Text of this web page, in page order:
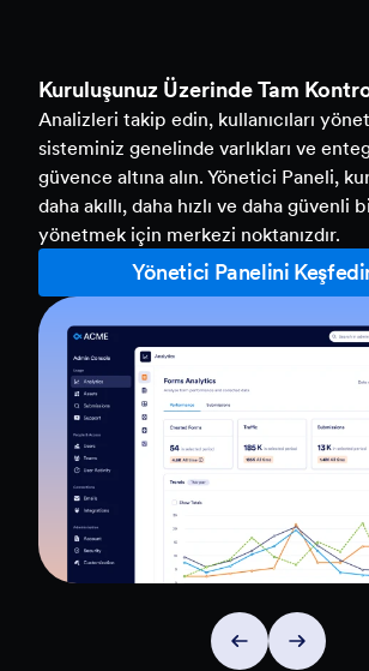
Kuruluşunuz Üzerinde Tam
Analizleri takip edin, kullanıcıları
sisteminiz genelinde varlıkları ve
güvence altına alın. Yönetici Paneli,
daha akıllı, daha hızlı ve daha güvenli
yönetmek için merkezi noktanızdır.
Yönetici Panelini